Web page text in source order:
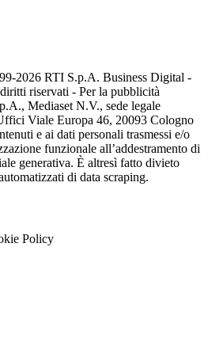
2026 RTI S.p.A. Business Digital -
riservati - Per la pubblicità
Mediaset N.V., sede legale
Viale Europa 46, 20093 Cologno
e ai dati personali trasmessi e/o
funzionale all’addestramento di
generativa. È altresì fatto divieto
di data scraping.
Policy